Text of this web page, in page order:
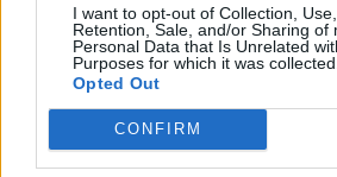
I want to opt-out of Collection, Use,
Retention, Sale, and/or Sharing of
Personal Data that Is Unrelated
Purposes for which it was collected.
Opted Out
CONFIRM
Koti & Asuminen
Some
YouTube
Instagram